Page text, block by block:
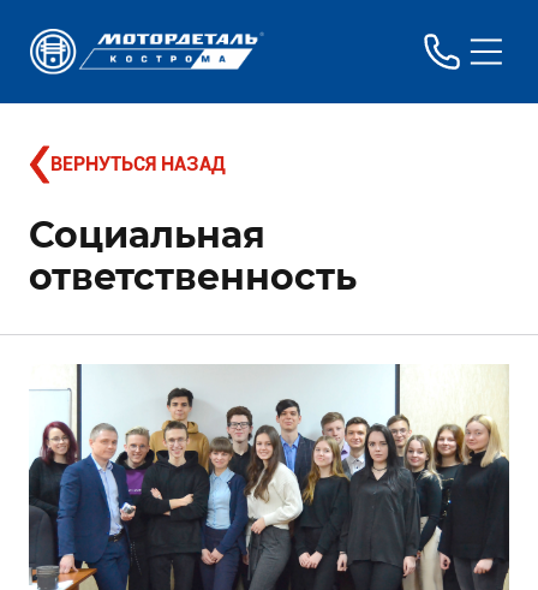
ВЕРНУТЬСЯ НАЗАД
Социальная
ответственность